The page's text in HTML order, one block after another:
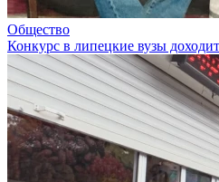
Общество
Конкурс в липецкие вузы